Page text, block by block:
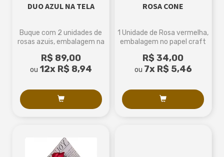
DUO AZUL NA TELA
Buque com 2 unidades de
rosas azuis, embalagem na
R$ 89,00
ou 12x R$ 8,94
ROSA CONE
1 Unidade de Rosa vermelha,
embalagem no papel craft
R$ 34,00
ou 7x R$ 5,46